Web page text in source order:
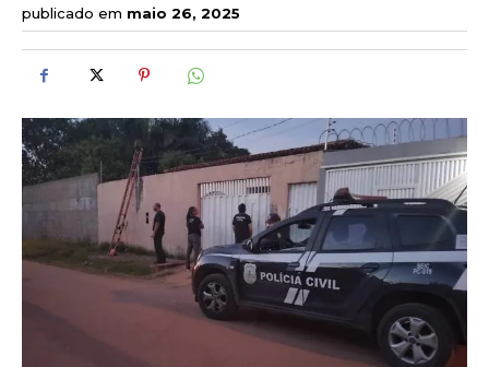
publicado em maio 26, 2025